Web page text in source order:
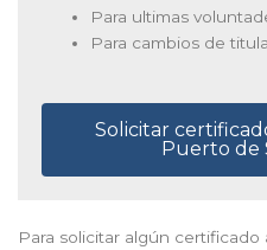
Para ultimas
Para cambios de
Solicitar
Puerto de
Para solicitar algún